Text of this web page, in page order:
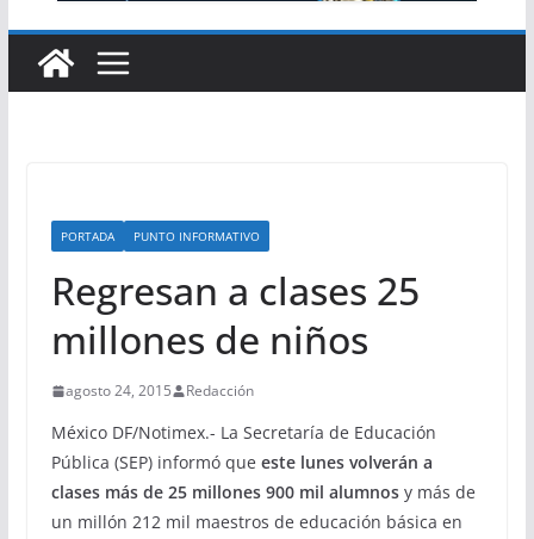
PORTADA PUNTO INFORMATIVO
Regresan a clases 25
millones de niños
agosto 24, 2015 Redacción
México DF/Notimex.- La Secretaría de Educación
Pública (SEP) informó que este lunes volverán a
clases más de 25 millones 900 mil alumnosy más de
un millón 212 mil maestros de educación básica en